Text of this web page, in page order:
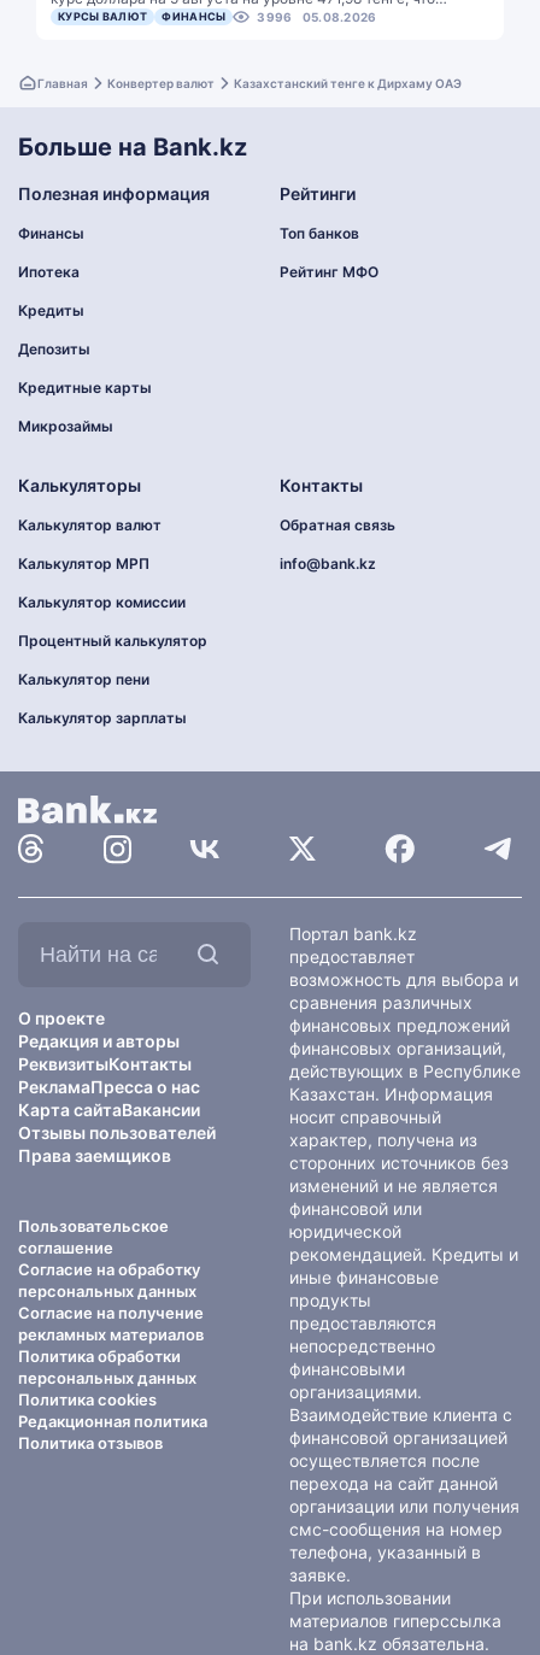
КУРСЫ ВАЛЮТ ФИНАНСЫ 3996 05.08.2026
Главная Конвертер валют Казахстанский тенге к Дирхаму ОАЭ
Больше на Bank.kz
Полезная информация
Финансы
Ипотека
Кредиты
Депозиты
Кредитные карты
Микрозаймы
Рейтинги
Топ банков
Рейтинг МФО
Калькуляторы
Калькулятор валют
Калькулятор МРП
Калькулятор комиссии
Процентный калькулятор
Калькулятор пени
Калькулятор зарплаты
Контакты
Обратная связь
info@bank.kz
О проекте
Редакция и авторы
РеквизитыКонтакты
РекламаПресса о нас
Карта сайтаВакансии
Отзывы пользователей
Права заемщиков
Пользовательское
соглашение
Согласие на обработку
персональных данных
Согласие на получение
рекламных материалов
Политика обработки
персональных данных
Политика cookies
Редакционная политика
Политика отзывов
Портал bank.kz
предоставляет
возможность для выбора и
сравнения различных
финансовых предложений
финансовых организаций,
действующих в Республике
Казахстан. Информация
носит справочный
характер, получена из
сторонних источников без
изменений и не является
финансовой или
юридической
рекомендацией. Кредиты и
иные финансовые
продукты
предоставляются
непосредственно
финансовыми
организациями.
Взаимодействие клиента с
финансовой организацией
осуществляется после
перехода на сайт данной
организации или получения
смс-сообщения на номер
телефона, указанный в
заявке.
При использовании
материалов гиперссылка
на bank.kz обязательна.